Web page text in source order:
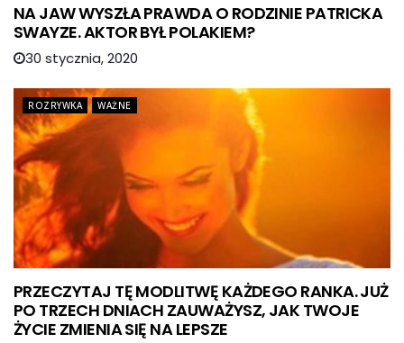
NA JAW WYSZŁA PRAWDA O RODZINIE PATRICKA
SWAYZE. AKTOR BYŁ POLAKIEM?
30 stycznia, 2020
ROZRYWKA WAŻNE
PRZECZYTAJ TĘ MODLITWĘ KAŻDEGO RANKA. JUŻ
PO TRZECH DNIACH ZAUWAŻYSZ, JAK TWOJE
ŻYCIE ZMIENIA SIĘ NA LEPSZE